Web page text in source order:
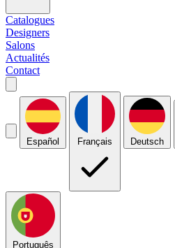
Catalogues
Designers
Salons
Actualités
Contact
Español Français Deutsch
Português